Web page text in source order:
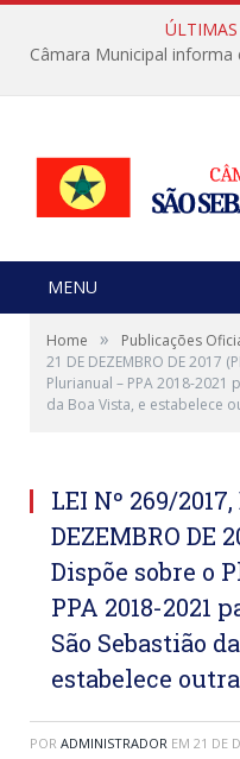
MENU
Home » Publicações
21 DE DEZEMBRO DE 2017
Plurianual – PPA 2018-
da Boa Vista, e estabelece
LEI Nº 269/2017,
DEZEMBRO DE
Dispõe sobre o
PPA 2018-2021
São Sebastião
estabelece
POR ADMINISTRADOR EM 21 DE